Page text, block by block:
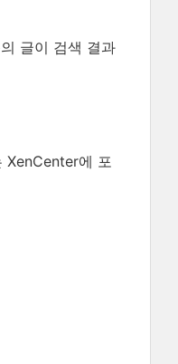
글이 검색 결과
XenCenter에 포